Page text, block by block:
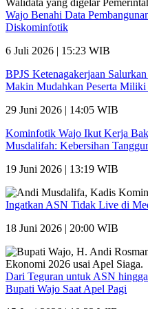
Wajo Benahi Data
Diskominfotik
6 Juli 2026 | 15:23 WIB
BPJS Ketenagakerjaan
Makin Mudahkan Peserta Miliki
29 Juni 2026 | 14:05 WIB
Kominfotik Wajo Ikut Kerja
Musdalifah: Kebersihan
19 Juni 2026 | 13:19 WIB
Ingatkan ASN Tidak Live di
18 Juni 2026 | 20:00 WIB
Dari Teguran untuk ASN
Bupati Wajo Saat Apel Pagi